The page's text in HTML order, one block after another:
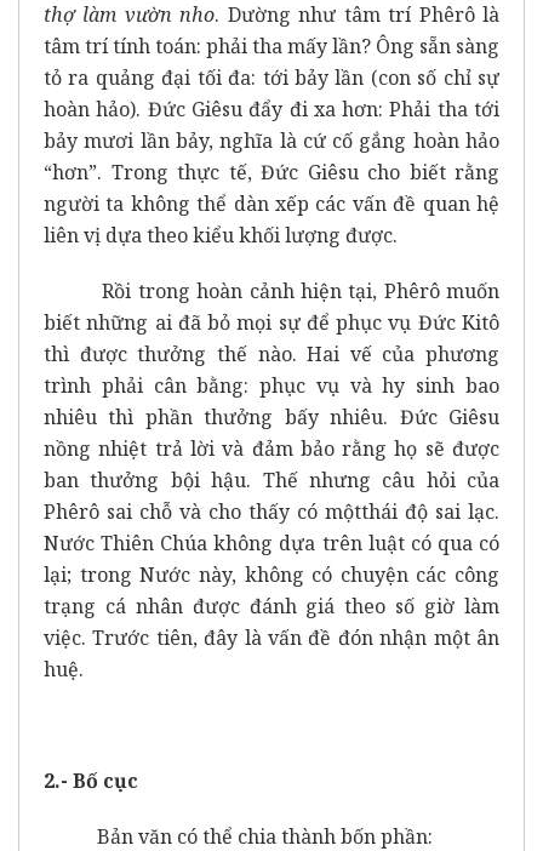
thợ làm vườn nho. Dường như tâm trí Phêrô là
tâm trí tính toán: phải tha mấy lần? Ông sẵn sàng
tỏ ra quảng đại tối đa: tới bảy lần (con số chỉ sự
hoàn hảo). Đức Giêsu đẩy đi xa hơn: Phải tha tới
bảy mươi lần bảy, nghĩa là cứ cố gắng hoàn hảo
“hơn”. Trong thực tế, Đức Giêsu cho biết rằng
người ta không thể dàn xếp các vấn đề quan hệ
liên vị dựa theo kiểu khối lượng được.
Rồi trong hoàn cảnh hiện tại, Phêrô muốn
biết những ai đã bỏ mọi sự để phục vụ Đức Kitô
thì được thưởng thế nào. Hai vế của phương
trình phải cân bằng: phục vụ và hy sinh bao
nhiêu thì phần thưởng bấy nhiêu. Đức Giêsu
nồng nhiệt trả lời và đảm bảo rằng họ sẽ được
ban thưởng bội hậu. Thế nhưng câu hỏi của
Phêrô sai chỗ và cho thấy có mộtthái độ sai lạc.
Nước Thiên Chúa không dựa trên luật có qua có
lại; trong Nước này, không có chuyện các công
trạng cá nhân được đánh giá theo số giờ làm
việc. Trước tiên, đây là vấn đề đón nhận một ân
huệ.
2.- Bố cục
Bản văn có thể chia thành bốn phần: